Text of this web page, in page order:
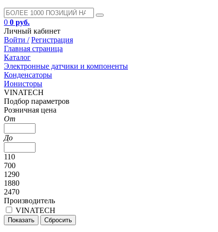
0 0 руб.
Личный кабинет
Войти / Регистрация
Главная страница
Каталог
Электронные датчики и компоненты
Конденсаторы
Ионисторы
VINATECH
Подбор параметров
Розничная цена
От
До
110
700
1290
1880
2470
Производитель
VINATECH